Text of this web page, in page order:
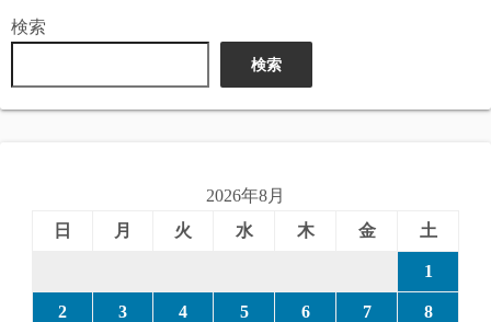
検索
検索
2026年8月
日
月 火 水 木 金 土
1
2 3 4 5 6 7 8